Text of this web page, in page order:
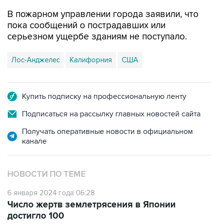
В пожарном управлении города заявили, что
пока сообщений о пострадавших или
серьезном ущербе зданиям не поступало.
Лос-Анджелес Калифорния США
Купить подписку на профессиональную ленту
Подписаться на рассылку главных новостей сайта
Получать оперативные новости в официальном
канале
НОВОСТИ ПО ТЕМЕ
6 января 2024 года 06:28
Число жертв землетрясения в Японии
достигло 100